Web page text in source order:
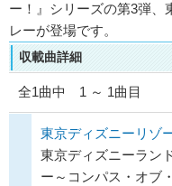
ー！』シリーズの第3弾、
レーが登場です。
収載曲詳細
全1曲中 1 ～ 1曲目
東京ディズニーリゾ
東京ディズニーラン
ー～コンパス・オブ